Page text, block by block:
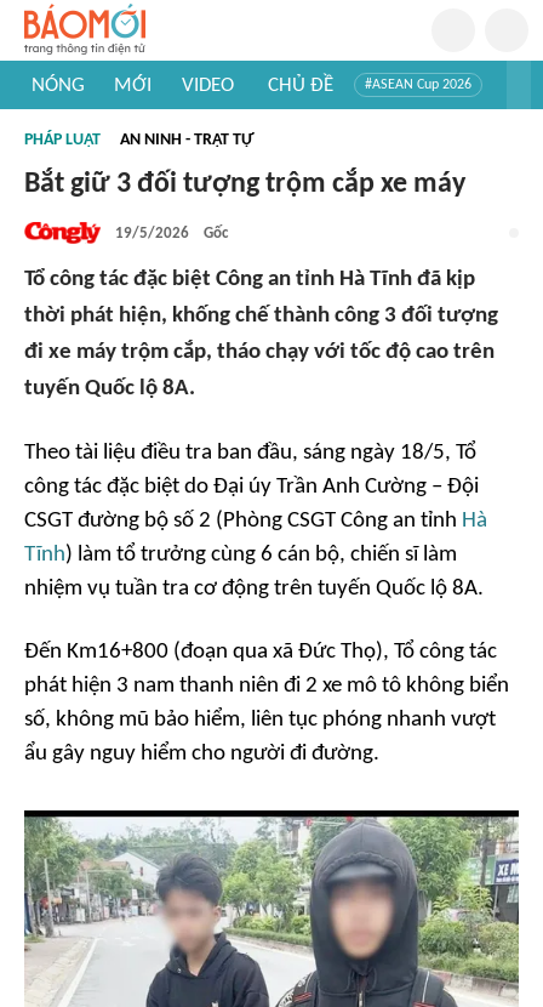
NÓNG MỚI VIDEO CHỦ ĐỀ #ASEAN Cup 2026
#Khám phá thế giới
PHÁP LUẬT AN NINH - TRẬT TỰ
Bắt giữ 3 đối tượng trộm cắp xe máy
19/5/2026 Gốc
Tổ công tác đặc biệt Công an tỉnh Hà Tĩnh đã kịp
thời phát hiện, khống chế thành công 3 đối tượng
đi xe máy trộm cắp, tháo chạy với tốc độ cao trên
tuyến Quốc lộ 8A.
Theo tài liệu điều tra ban đầu, sáng ngày 18/5, Tổ
công tác đặc biệt do Đại úy Trần Anh Cường – Đội
CSGT đường bộ số 2 (Phòng CSGT Công an tỉnh Hà
Tĩnh) làm tổ trưởng cùng 6 cán bộ, chiến sĩ làm
nhiệm vụ tuần tra cơ động trên tuyến Quốc lộ 8A.
Đến Km16+800 (đoạn qua xã Đức Thọ), Tổ công tác
phát hiện 3 nam thanh niên đi 2 xe mô tô không biển
số, không mũ bảo hiểm, liên tục phóng nhanh vượt
ẩu gây nguy hiểm cho người đi đường.